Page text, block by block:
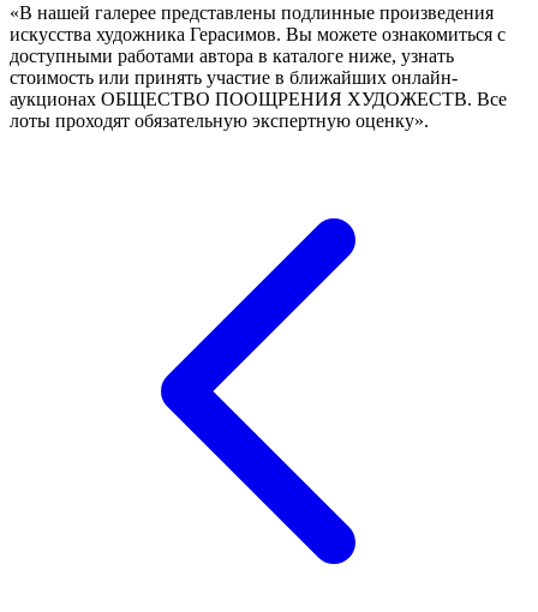
«В нашей галерее представлены подлинные произведения
искусства художника Герасимов. Вы можете ознакомиться с
доступными работами автора в каталоге ниже, узнать
стоимость или принять участие в ближайших онлайн-
аукционах ОБЩЕСТВО ПООЩРЕНИЯ ХУДОЖЕСТВ. Все
лоты проходят обязательную экспертную оценку».